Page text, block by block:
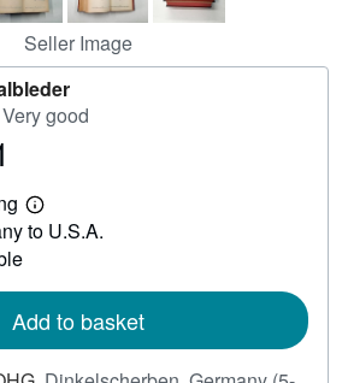
Seller Image
good
Learn
more
to U.S.A.
Add to basket